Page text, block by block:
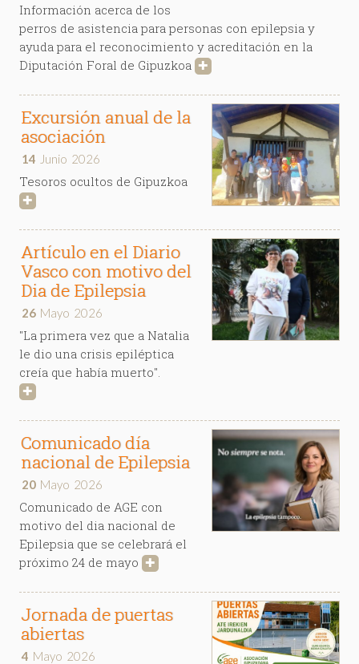
Información acerca de los
perros de asistencia para personas con epilepsia y
ayuda para el reconocimiento y acreditación en la
Diputación Foral de Gipuzkoa ✚
Excursión anual de la
asociación
14 Junio 2026
Tesoros ocultos de Gipuzkoa
✚
Artículo en el Diario
Vasco con motivo del
Dia de Epilepsia
26 Mayo 2026
"La primera vez que a Natalia
le dio una crisis epiléptica
creía que había muerto".
✚
Comunicado día
nacional de Epilepsia
20 Mayo 2026
Comunicado de AGE con
motivo del dia nacional de
Epilepsia que se celebrará el
próximo 24 de mayo ✚
Jornada de puertas
abiertas
4 Mayo 2026